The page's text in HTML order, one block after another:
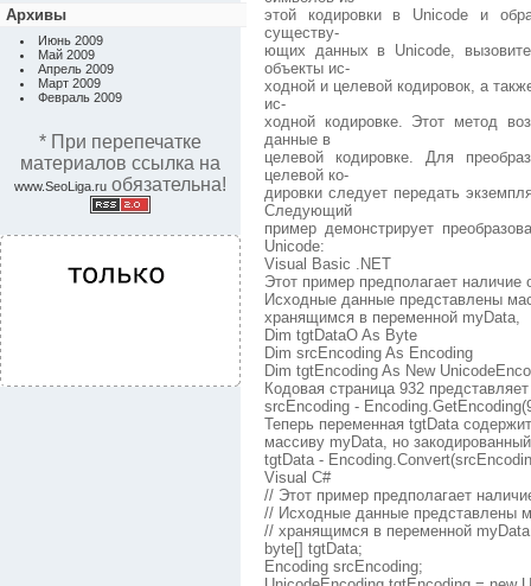
Архивы
Июнь 2009
Май 2009
Апрель 2009
Март 2009
Февраль 2009
* При перепечатке
материалов ссылка на
www.SeoLiga.ru обязательна!
этой кодировки в Unicode и
существу-
ющих данных в Unicode,
объекты ис-
ходной и целевой кодировок, а
ис-
ходной кодировке. Этот метод
данные в
целевой кодировке. Для
целевой ко-
дировки следует передать
Следующий
пример демонстрирует
Unicode:
Visual Basic .NET
Этот пример предполагает
Исходные данные представлены
хранящимся в переменной myData,
Dim tgtDataO As Byte
Dim srcEncoding As Encoding
Dim tgtEncoding As New
Кодовая страница 932
srcEncoding -
Теперь переменная tgtData
массиву myData, но
tgtData -
Visual C#
// Этот пример предполагает
// Исходные данные представлены
// хранящимся в переменной
byte[] tgtData;
Encoding srcEncoding;